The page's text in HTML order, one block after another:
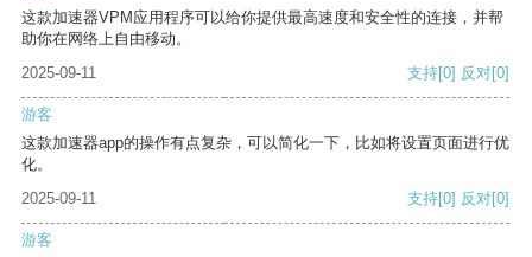
这款加速器VPM应用程序可以给你提供最高速度和安全性的连接，并帮
助你在网络上自由移动。
2025-09-11
支持[0] 反对[0]
游客
这款加速器app的操作有点复杂，可以简化一下，比如将设置页面进行优
化。
2025-09-11
支持[0] 反对[0]
游客